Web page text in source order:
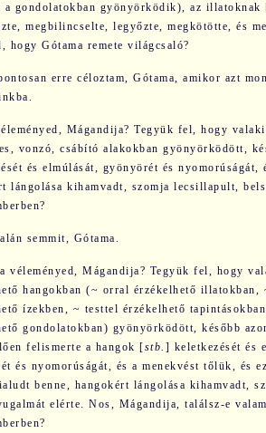
a gondolatokban gyönyörködik), az illatoknak
megbilincselte, legyőzte, megkötötte, és
hogy Gótama remete világcsaló?
erre céloztam, Gótama, amikor azt
Mágandija? Tegyük fel, hogy
vonzó, csábító alakokban gyönyörködött,
és elmúlását, gyönyörét és
lángolása kihamvadt, szomja lecsillapult,
semmit, Gótama.
véleményed, Mágandija? Tegyük fel, hogy
han­gok­ban (~ orral érzékelhető illatokban,
ízekben, ~ testtel érzékelhető
gondolatokban) gyönyörködött, később
felismerte a hangok [stb. ] keletkezését és
és nyomorúságát, és a menekvést tőlük, és
benne, hangokért lángolása kihamvadt,
elérte. Nos, Mágandija, találsz-e